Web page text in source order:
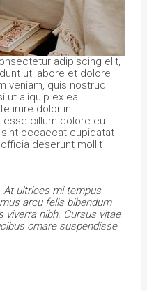
adipiscing elit,
ut labore et dolore
veniam, quis nostrud
ut aliquip ex ea
irure dolor in
cillum dolore eu
sint occaecat cupidatat
deserunt mollit
At ultrices mi tempus
arcu felis bibendum
viverra nibh. Cursus vitae
ornare suspendisse